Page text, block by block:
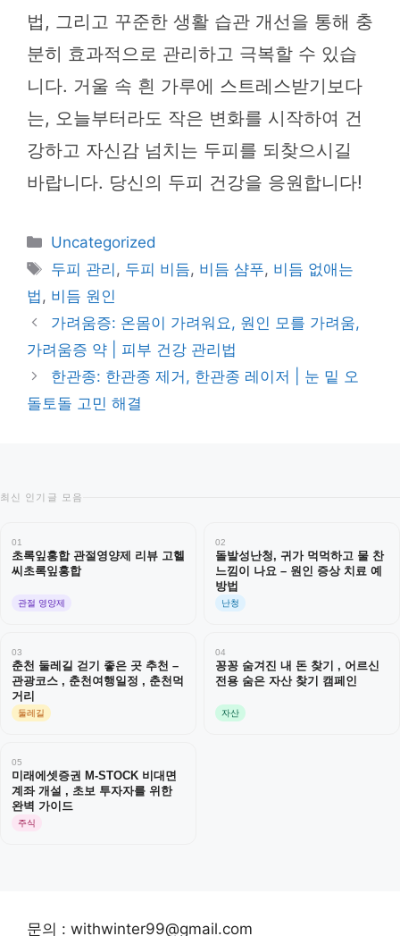
법, 그리고 꾸준한 생활 습관 개선을 통해 충
분히 효과적으로 관리하고 극복할 수 있습
니다. 거울 속 흰 가루에 스트레스받기보다
는, 오늘부터라도 작은 변화를 시작하여 건
강하고 자신감 넘치는 두피를 되찾으시길
바랍니다. 당신의 두피 건강을 응원합니다!
카
테
리
Uncategorized
태
그
두피 관리 , 두피 비듬, 비듬 샴푸, 비듬 없애는
법, 비듬 원인
가려움증: 온몸이 가려워요, 원인 모를 가려움,
가려움증 약 | 피부 건강 관리법
한관종: 한관종 제거, 한관종 레이저 | 눈 밑 오
돌토돌 고민 해결
최신 인기글 모음
01
초록잎홍합 관절영양제 리뷰 고헬
씨초록잎홍합
관절 영양제
02
돌발성난청, 귀가 먹먹하고 물 찬
느낌이 나요 – 원인 증상 치료 예
방법
난청
03
춘천 둘레길 걷기 좋은 곳 추천 –
관광코스 , 춘천여행일정 , 춘천먹
거리
둘레길
04
꽁꽁 숨겨진 내 돈 찾기 , 어르신
전용 숨은 자산 찾기 캠페인
자산
05
미래에셋증권 M-STOCK 비대면
계좌 개설 , 초보 투자자를 위한
완벽 가이드
주식
문의 : withwinter99@gmail.com